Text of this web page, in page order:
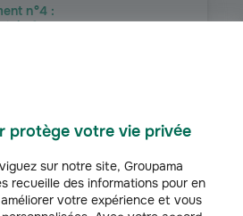
protège votre vie privée
sur notre site, Groupama
recueille des informations pour en
votre expérience et vous
n°4 :
le futur du